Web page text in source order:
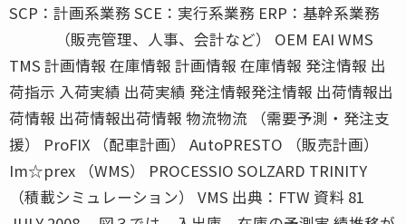
SCP：計画系業務 SCE：実行系業務 ERP：基幹系業務
（販売管理、人事、会計など） OEM EAI WMS
TMS 計画情報 在庫情報 計画情報 在庫情報 発注情報 出
荷指示 入荷実績 出荷実績 発注情報発注情報 出荷情報出
荷情報 出荷情報出荷情報 物流物流 （需要予測・発注支
援） ProFIX （配車計画） AutoPRESTO （販売計画）
Im☆prex （WMS） PROCESSIO SOLZARD TRINITY
（積載シミュレーション） VMS 出典：FTW 資料 81